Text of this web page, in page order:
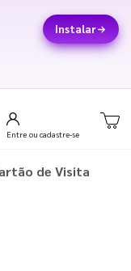
Instalar
Entre ou cadastre-se
de Visita